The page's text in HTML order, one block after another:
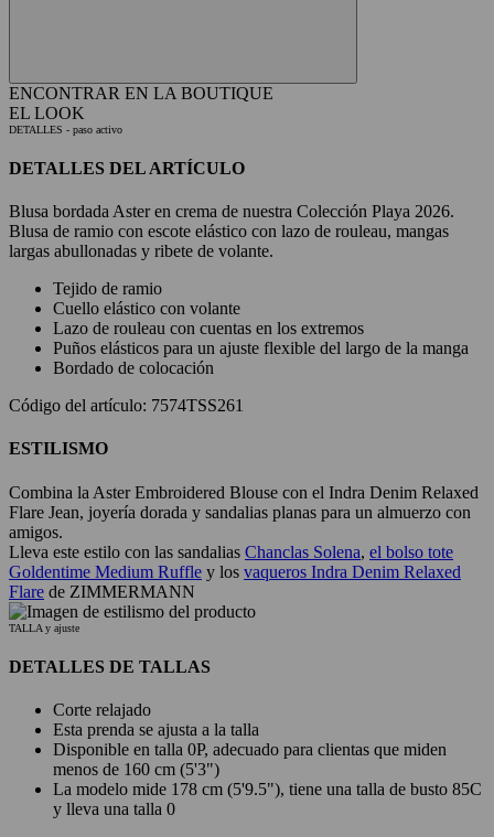
ENCONTRAR EN LA BOUTIQUE
EL LOOK
DETALLES - paso activo
DETALLES DEL ARTÍCULO
Blusa bordada Aster en crema de nuestra Colección Playa 2026.
Blusa de ramio con escote elástico con lazo de rouleau, mangas
largas abullonadas y ribete de volante.
Tejido de ramio
Cuello elástico con volante
Lazo de rouleau con cuentas en los extremos
Puños elásticos para un ajuste flexible del largo de la manga
Bordado de colocación
Código del artículo: 7574TSS261
ESTILISMO
Combina la Aster Embroidered Blouse con el Indra Denim Relaxed
Flare Jean, joyería dorada y sandalias planas para un almuerzo con
amigos.
Lleva este estilo con las sandalias Chanclas Solena, el bolso tote
Goldentime Medium Ruffle y los vaqueros Indra Denim Relaxed
Flare de ZIMMERMANN
TALLA y ajuste
DETALLES DE TALLAS
Corte relajado
Esta prenda se ajusta a la talla
Disponible en talla 0P, adecuado para clientas que miden
menos de 160 cm (5'3")
La modelo mide 178 cm (5'9.5"), tiene una talla de busto 85C
y lleva una talla 0